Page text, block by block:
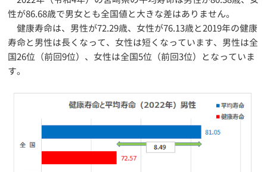
性が86.68歳で男女とも全国値と大きな差はありません。
健康寿命は、男性が72.29歳、女性が76.13歳と2019年の健康
寿命と男性は長くなって、女性は短くなっています、男性は全
国26位（前回9位）、女性は全国5位（前回3位）となっていま
す。